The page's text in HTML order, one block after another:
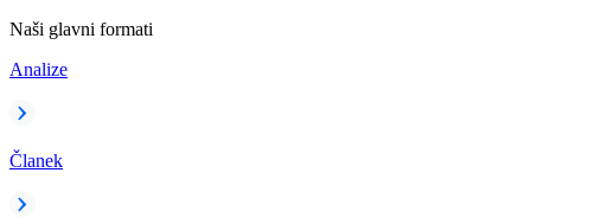
Naši glavni formati
Analize
Članek